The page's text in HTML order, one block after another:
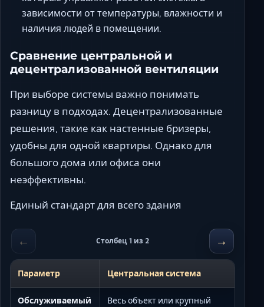
зависимости от температуры, влажности и
наличия людей в помещении.
Сравнение центральной и
децентрализованной вентиляции
При выборе системы важно понимать
разницу в подходах. Децентрализованные
решения, такие как настенные бризеры,
удобны для одной квартиры. Однако для
большого дома или офиса они
неэффективны.
Единый стандарт для всего здания
← Столбец 1 из 2 →
Параметр Центральная система
Обслуживаемый
Весь объект или крупный